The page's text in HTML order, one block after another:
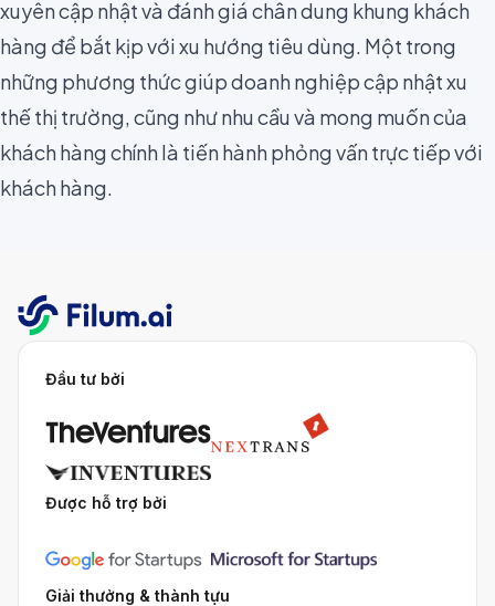
xuyên cập nhật và đánh giá chân dung khung khách
hàng để bắt kịp với xu hướng tiêu dùng. Một trong
những phương thức giúp doanh nghiệp cập nhật xu
thế thị trường, cũng như nhu cầu và mong muốn của
khách hàng chính là tiến hành phỏng vấn trực tiếp với
khách hàng.
Đầu tư bởi
Được hỗ trợ bởi
Giải thưởng & thành tựu